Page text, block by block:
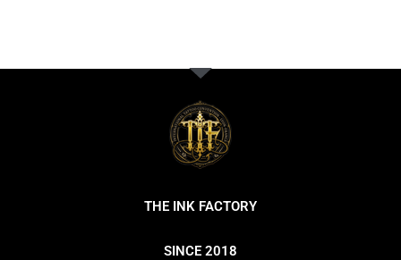
THE INK FACTORY
SINCE 2018